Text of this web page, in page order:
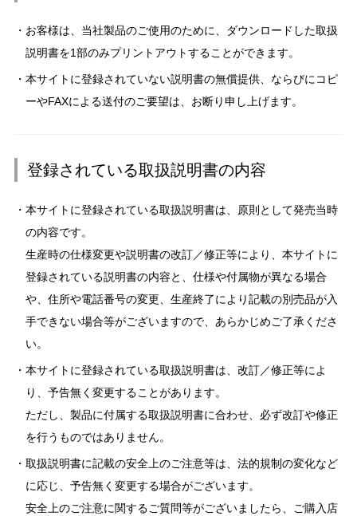
お客様は、当社製品のご使用のために、ダウンロードした取扱
説明書を1部のみプリントアウトすることができます。
本サイトに登録されていない説明書の無償提供、ならびにコピ
ーやFAXによる送付のご要望は、お断り申し上げます。
登録されている取扱説明書の内容
本サイトに登録されている取扱説明書は、原則として発売当時
の内容です。
生産時の仕様変更や説明書の改訂／修正等により、本サイトに
登録されている説明書の内容と、仕様や付属物が異なる場合
や、住所や電話番号の変更、生産終了により記載の別売品が入
手できない場合等がございますので、あらかじめご了承くださ
い。
本サイトに登録されている取扱説明書は、改訂／修正等によ
り、予告無く変更することがあります。
ただし、製品に付属する取扱説明書に合わせ、必ず改訂や修正
を行うものではありません。
取扱説明書に記載の安全上のご注意等は、法的規制の変化など
に応じ、予告無く変更する場合がございます。
安全上のご注意に関するご質問等がございましたら、ご購入店